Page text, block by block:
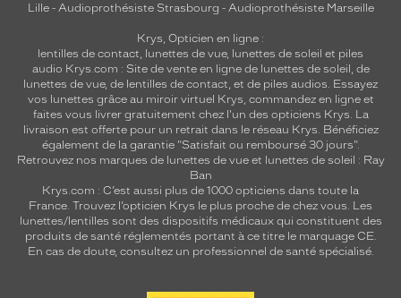
Lille- Audioprothésiste Strasbourg - Audioprothésiste Marseille
Krys, Opticien en ligne :
lentilles de contact lunettes de vue, lunettes de soleil et piles
audio Krys.com : Site de vente en ligne de lunettes de soleil, de
lunettes de vue, de lentilles de contact , et de piles audios. Essayez
vos lunettes grâce au miroir virtuel Krys, commandez en ligne et
faites vous livrer gratuitement chez l'un des opticiens Krys. La
livraison est offerte pour un retrait dans le réseau Krys. Bénéficiez
également de la garantie "Satisfait ou remboursé 30 jours".
Retrouvez nos marques de lunettes de vue et lunettes de soleil : Ray
Ban
Krys.com : C’est aussi plus de 1000 opticiens dans toute la
France. Trouvez l’opticien Krys le plus proche de chez vous . Les
lunettes/lentilles sont des dispositifs médicaux qui constituent des
produits de santé réglementés portant à ce titre le marquage CE.
En cas de doute, consultez un professionnel de santé spécialisé.